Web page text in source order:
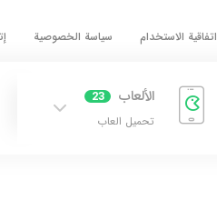
اتفاقية الاستخدام سياسة الخصوصية
الألعاب 23
تحميل العاب